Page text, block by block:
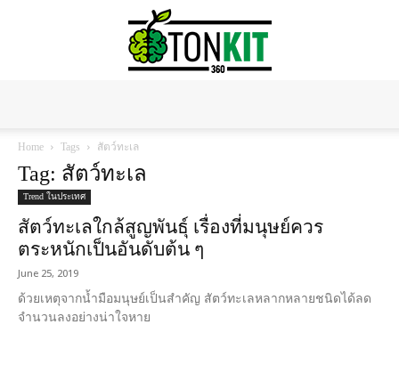
Home Tags สัตว์ทะเล
Tag: สัตว์ทะเล
Trend ในประเทศ
สัตว์ทะเลใกล้สูญพันธุ์ เรื่องที่มนุษย์ควร
ตระหนักเป็นอันดับต้น ๆ
June 25, 2019
ด้วยเหตุจากน้ำมือมนุษย์เป็นสำคัญ สัตว์ทะเลหลากหลายชนิดได้ลด
จำนวนลงอย่างน่าใจหาย